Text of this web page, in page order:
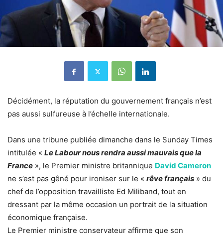
Décidément, la réputation du gouvernement français n’est
pas aussi sulfureuse à l’échelle internationale.
Dans une tribune publiée dimanche dans le Sunday Times
intitulée « Le Labour nous rendra aussi mauvais que la
France », le Premier ministre britannique David Cameron
ne s’est pas gêné pour ironiser sur le « rêve français » du
chef de l’opposition travailliste Ed Miliband, tout en
dressant par la même occasion un portrait de la situation
économique française.
Le Premier ministre conservateur affirme que son